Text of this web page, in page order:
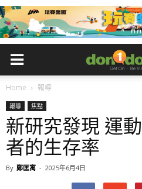
Home 報導
報導 焦點
新研究發現 運
者的生存率
By 鄭匡寓 - 2025年6月4日